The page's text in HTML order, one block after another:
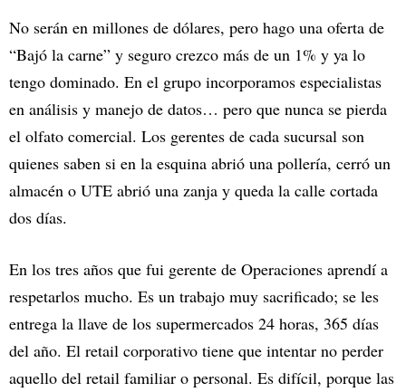
No serán en millones de dólares, pero hago una oferta de
“Bajó la carne” y seguro crezco más de un 1% y ya lo
tengo dominado. En el grupo incorporamos especialistas
en análisis y manejo de datos… pero que nunca se pierda
el olfato comercial. Los gerentes de cada sucursal son
quienes saben si en la esquina abrió una pollería, cerró un
almacén o UTE abrió una zanja y queda la calle cortada
dos días.
En los tres años que fui gerente de Operaciones aprendí a
respetarlos mucho. Es un trabajo muy sacrificado; se les
entrega la llave de los supermercados 24 horas, 365 días
del año. El retail corporativo tiene que intentar no perder
aquello del retail familiar o personal. Es difícil, porque las